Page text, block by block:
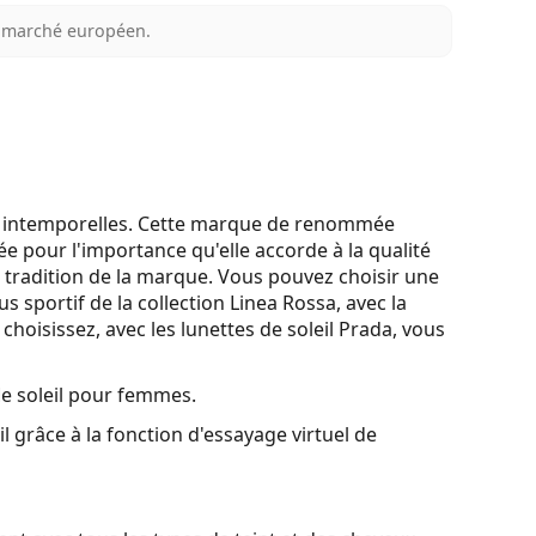
européen.
Cette marque de renommée
pour l'importance qu'elle accorde à la qualité
de la marque. Vous pouvez choisir une
sportif de la collection Linea Rossa, avec la
avec les lunettes de soleil Prada, vous
soleil pour femmes.
grâce à la fonction d'essayage virtuel de